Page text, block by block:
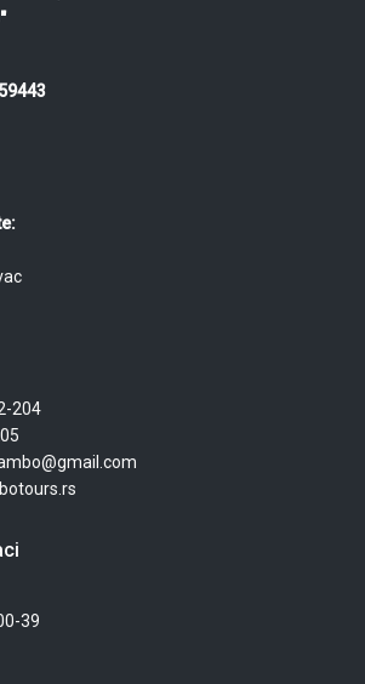
204
39